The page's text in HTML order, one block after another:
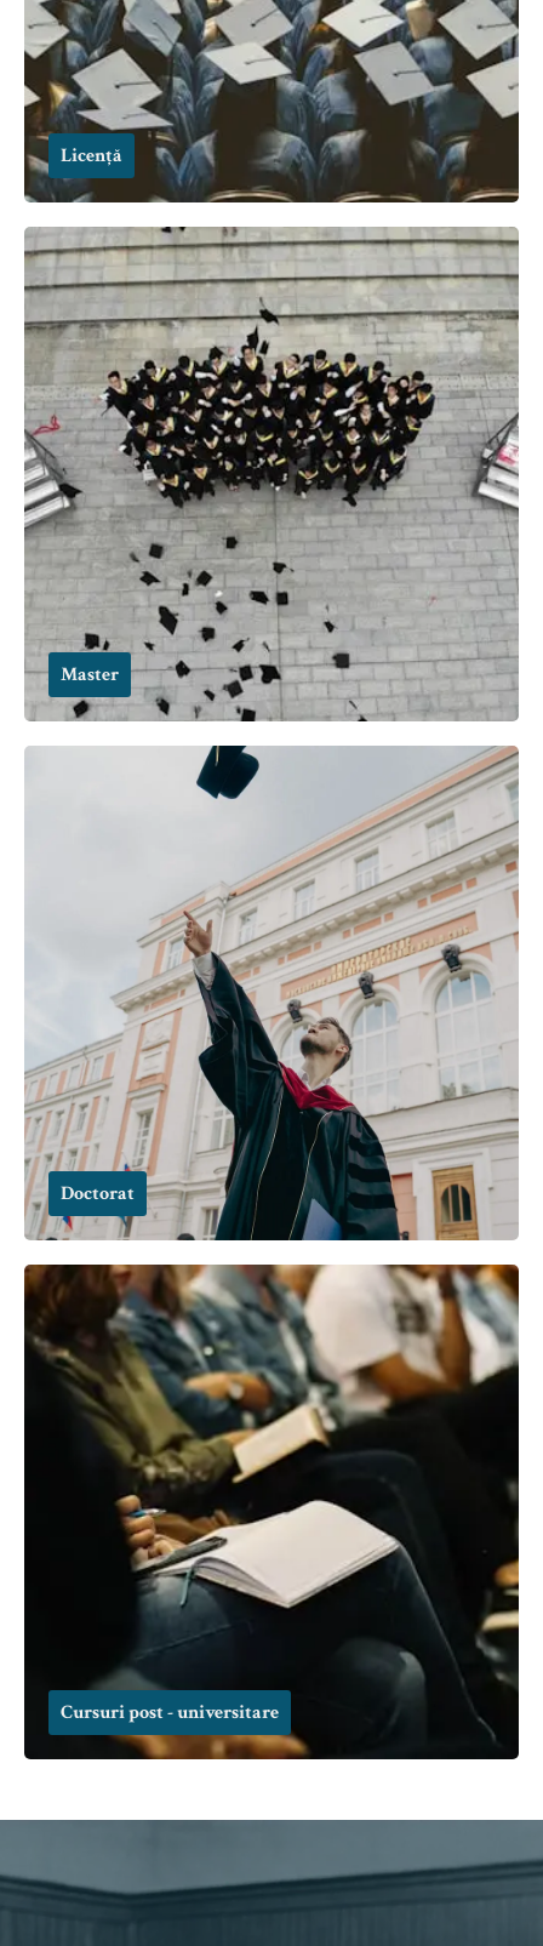
Licență
Master
Doctorat
Cursuri post - universitare